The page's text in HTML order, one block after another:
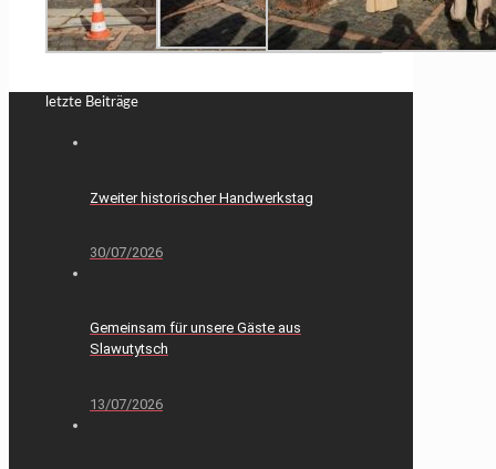
letzte Beiträge
Zweiter historischer Handwerkstag
30/07/2026
Gemeinsam für unsere Gäste aus
Slawutytsch
13/07/2026